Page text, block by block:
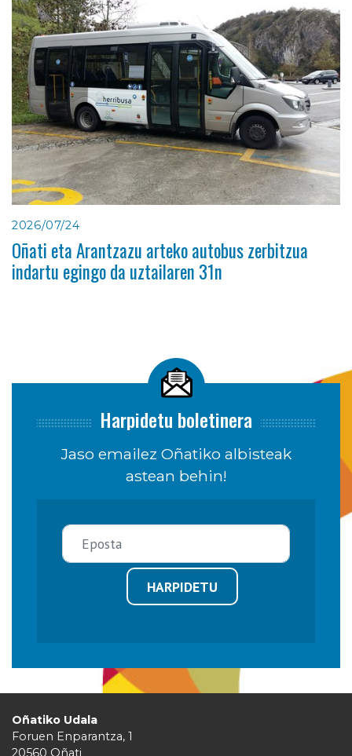
2026/07/24
Oñati eta Arantzazu arteko autobus zerbitzua
indartu egingo da uztailaren 31n
Harpidetu boletinera
Jaso emailez Oñatiko albisteak
astean behin!
HARPIDETU
Oñatiko Udala
Foruen Enparantza, 1
20560 Oñati